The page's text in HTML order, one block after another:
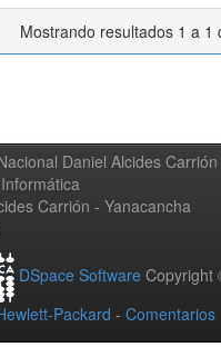
Mostrando resultados 1 a 1
Daniel Alcides Carrión
Carrión - Yanacancha
DSpace Software Copyright
Packard - Comentarios